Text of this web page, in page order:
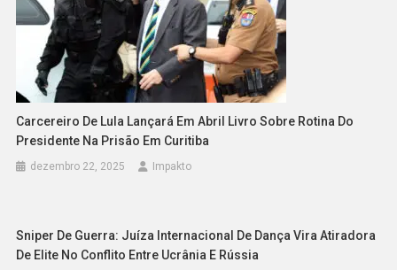
Carcereiro De Lula Lançará Em Abril Livro Sobre Rotina Do
Presidente Na Prisão Em Curitiba
dezembro 22, 2025 Impakto
Sniper De Guerra: Juíza Internacional De Dança Vira Atiradora
De Elite No Conflito Entre Ucrânia E Rússia